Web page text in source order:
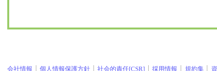
会社情報 個人情報保護方針 社会的責任[CSR] 採用情報 規約集